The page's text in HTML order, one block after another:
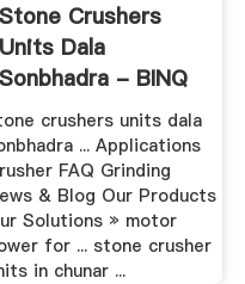
Stone Crushers
Units Dala
Sonbhadra - BINQ
Miningcrushers units dala
... Applications
FAQ Grinding
& Blog Our Products
Solutions » motor
for ... stone crusher
in chunar ...